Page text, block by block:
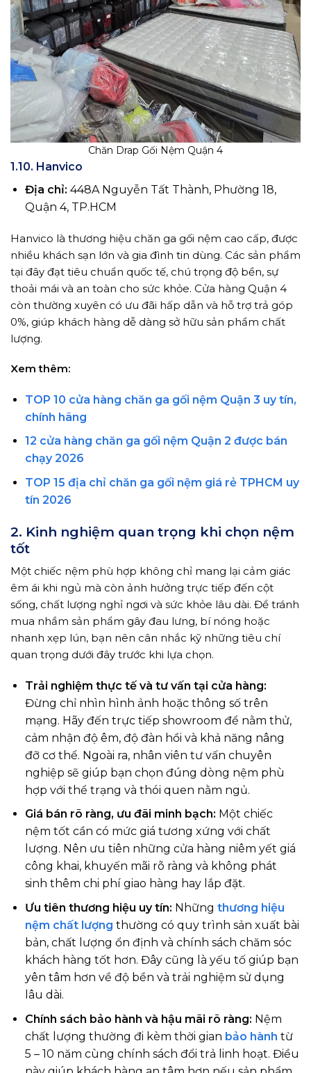
Chăn Drap Gối Nệm Quận 4
1.10. Hanvico
Địa chỉ: 448A Nguyễn Tất Thành, Phường 18,
Quận 4, TP.HCM
Hanvico là thương hiệu chăn ga gối nệm cao cấp, được
nhiều khách sạn lớn và gia đình tin dùng. Các sản phẩm
tại đây đạt tiêu chuẩn quốc tế, chú trọng độ bền, sự
thoải mái và an toàn cho sức khỏe. Cửa hàng Quận 4
còn thường xuyên có ưu đãi hấp dẫn và hỗ trợ trả góp
0%, giúp khách hàng dễ dàng sở hữu sản phẩm chất
lượng.
Xem thêm:
TOP 10 cửa hàng chăn ga gối nệm Quận 3 uy tín,
chính hãng
12 cửa hàng chăn ga gối nệm Quận 2 được bán
chạy 2026
TOP 15 địa chỉ chăn ga gối nệm giá rẻ TPHCM uy
tín 2026
2. Kinh nghiệm quan trọng khi chọn nệm
tốt
Một chiếc nệm phù hợp không chỉ mang lại cảm giác
êm ái khi ngủ mà còn ảnh hưởng trực tiếp đến cột
sống, chất lượng nghỉ ngơi và sức khỏe lâu dài. Để tránh
mua nhầm sản phẩm gây đau lưng, bí nóng hoặc
nhanh xẹp lún, bạn nên cân nhắc kỹ những tiêu chí
quan trọng dưới đây trước khi lựa chọn.
Trải nghiệm thực tế và tư vấn tại cửa hàng:
Đừng chỉ nhìn hình ảnh hoặc thông số trên
mạng. Hãy đến trực tiếp showroom để nằm thử,
cảm nhận độ êm, độ đàn hồi và khả năng nâng
đỡ cơ thể. Ngoài ra, nhân viên tư vấn chuyên
nghiệp sẽ giúp bạn chọn đúng dòng nệm phù
hợp với thể trạng và thói quen nằm ngủ.
Giá bán rõ ràng, ưu đãi minh bạch: Một chiếc
nệm tốt cần có mức giá tương xứng với chất
lượng. Nên ưu tiên những cửa hàng niêm yết giá
công khai, khuyến mãi rõ ràng và không phát
sinh thêm chi phí giao hàng hay lắp đặt.
Ưu tiên thương hiệu uy tín: Những thương hiệu
nệm chất lượng thường có quy trình sản xuất bài
bản, chất lượng ổn định và chính sách chăm sóc
khách hàng tốt hơn. Đây cũng là yếu tố giúp bạn
yên tâm hơn về độ bền và trải nghiệm sử dụng
lâu dài.
Chính sách bảo hành và hậu mãi rõ ràng: Nệm
chất lượng thường đi kèm thời gian bảo hành từ
5 – 10 năm cùng chính sách đổi trả linh hoạt. Điều